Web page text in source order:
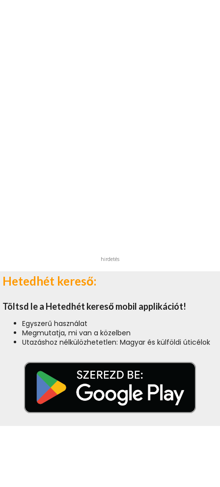
hirdetés
Hetedhét kereső:
Töltsd le a Hetedhét kereső mobil applikációt!
Egyszerű használat
Megmutatja, mi van a közelben
Utazáshoz nélkülözhetetlen: Magyar és külföldi úticélok